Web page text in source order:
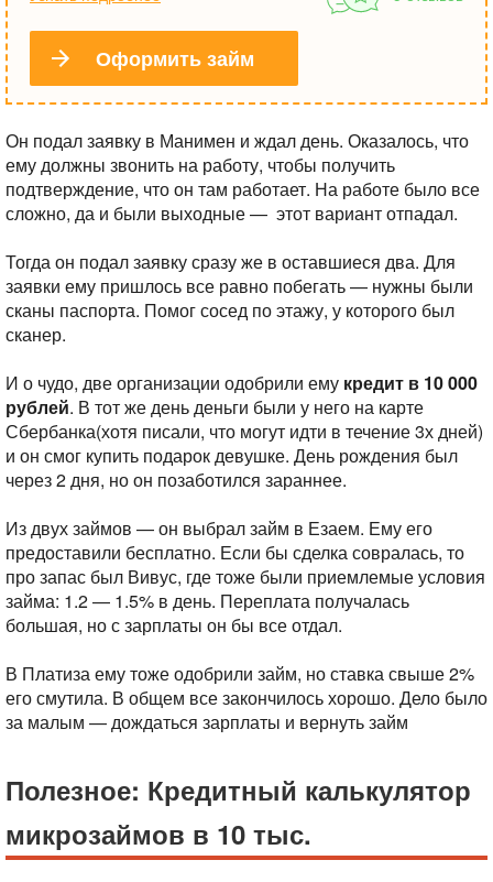
Оформить займ
Он подал заявку в Манимен и ждал день. Оказалось, что
ему должны звонить на работу, чтобы получить
подтверждение, что он там работает. На работе было все
сложно, да и были выходные — этот вариант отпадал.
Тогда он подал заявку сразу же в оставшиеся два. Для
заявки ему пришлось все равно побегать — нужны были
сканы паспорта. Помог сосед по этажу, у которого был
сканер.
И о чудо, две организации одобрили ему кредит в 10 000
рублей. В тот же день деньги были у него на карте
Сбербанка(хотя писали, что могут идти в течение 3х дней)
и он смог купить подарок девушке. День рождения был
через 2 дня, но он позаботился зараннее.
Из двух займов — он выбрал займ в Езаем. Ему его
предоставили бесплатно. Если бы сделка совралась, то
про запас был Вивус, где тоже были приемлемые условия
займа: 1.2 — 1.5% в день. Переплата получалась
большая, но с зарплаты он бы все отдал.
В Платиза ему тоже одобрили займ, но ставка свыше 2%
его смутила. В общем все закончилось хорошо. Дело было
за малым — дождаться зарплаты и вернуть займ
Полезное: Кредитный калькулятор
микрозаймов в 10 тыс.